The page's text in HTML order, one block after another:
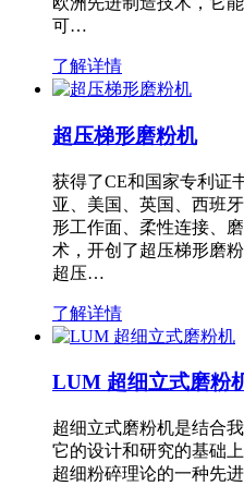
可…
了解详情
超压梯形磨粉机
获得了CE和国家专利证
亚、美国、英国、西班
形工作面、柔性连接、
术，开创了超压梯形磨
超压…
了解详情
LUM 超细立式磨粉
超细立式磨粉机是结合
它的设计和研究的基础
超细粉碎理论的一种先